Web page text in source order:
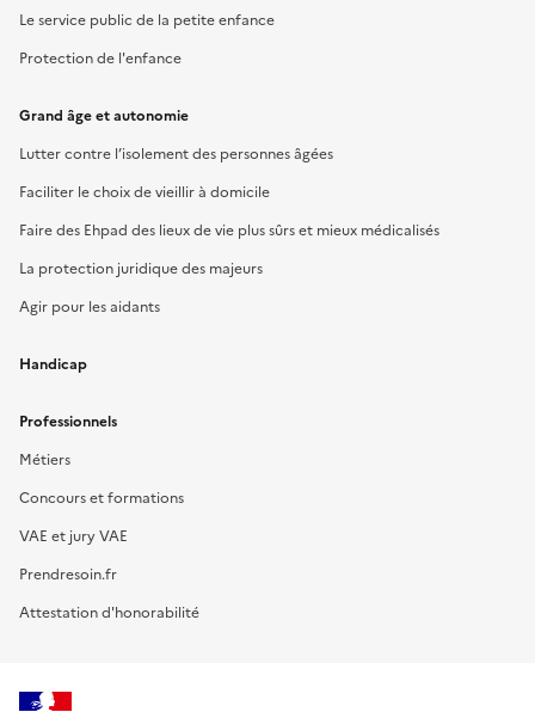
Le service public de la petite enfance
Protection de l'enfance
Grand âge et autonomie
Lutter contre l’isolement des personnes âgées
Faciliter le choix de vieillir à domicile
Faire des Ehpad des lieux de vie plus sûrs et mieux médicalisés
La protection juridique des majeurs
Agir pour les aidants
Handicap
Professionnels
Métiers
Concours et formations
VAE et jury VAE
Prendresoin.fr
Attestation d'honorabilité